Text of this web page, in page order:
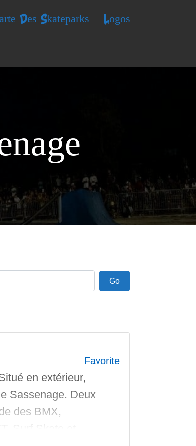
Des Skateparks Logos
GoGo
Favorite
en extérieur,
Sassenage. Deux
des BMX,
Surf Skate et